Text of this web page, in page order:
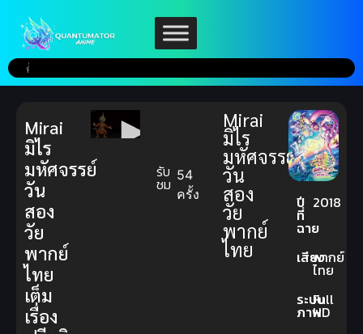
รับ
ชม 54
ครั้ง
Mirai
มิไร
มหัศจรรย์
วัน
สอง
วัย
พากย์
ไทย
ปี
ที่
ฉาย
2018
เสียงพากย์
ไทย
ระบบ
ภาพ
Full
HD
Mirai
มิไร
มหัศจรรย์
วัน
สอง
วัย
พากย์
ไทย
เต็ม
เรื่อง